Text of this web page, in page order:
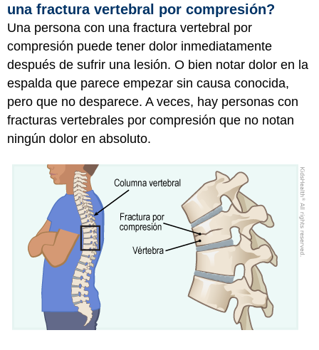
una fractura vertebral por compresión?
Una persona con una fractura vertebral por
compresión puede tener dolor inmediatamente
después de sufrir una lesión. O bien notar dolor en la
espalda que parece empezar sin causa conocida,
pero que no desparece. A veces, hay personas con
fracturas vertebrales por compresión que no notan
ningún dolor en absoluto.